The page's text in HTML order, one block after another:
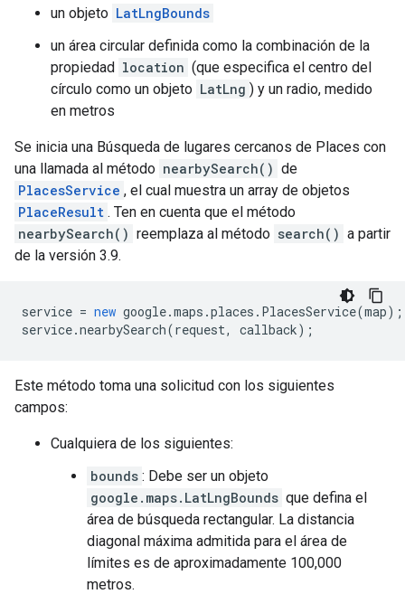
un objeto LatLngBounds
un área circular definida como la combinación de la
propiedad location (que especifica el centro del
círculo como un objeto LatLng ) y un radio, medido
en metros
Se inicia una Búsqueda de lugares cercanos de Places con
una llamada al método nearbySearch() de
PlacesService , el cual muestra un array de objetos
PlaceResult . Ten en cuenta que el método
nearbySearch() reemplaza al método search() a partir
de la versión 3.9.
service = new google.maps .places . PlacesService(map);
service.nearbySearch(request, callback);
Este método toma una solicitud con los siguientes
campos:
Cualquiera de los siguientes:
bounds : Debe ser un objeto
google.maps.LatLngBounds que defina el
área de búsqueda rectangular. La distancia
diagonal máxima admitida para el área de
límites es de aproximadamente 100,000
metros.